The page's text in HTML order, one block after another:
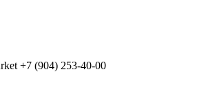
+7 (904) 253-40-00